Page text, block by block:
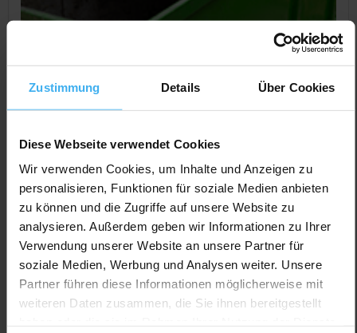
Zustimmung Details Über Cookies
Diese Webseite verwendet Cookies
Wir verwenden Cookies, um Inhalte und Anzeigen zu
personalisieren, Funktionen für soziale Medien anbieten
zu können und die Zugriffe auf unsere Website zu
analysieren. Außerdem geben wir Informationen zu Ihrer
Verwendung unserer Website an unsere Partner für
soziale Medien, Werbung und Analysen weiter. Unsere
Partner führen diese Informationen möglicherweise mit
weiteren Daten zusammen, die Sie ihnen bereitgestellt
CONTAINERDIENST
Merseburger Entsorgungsgesellschaft
mbH
Noch keine Bewertung
Großkaynaer Str. 1, 06217 Beuna (Beuna), Deutschland